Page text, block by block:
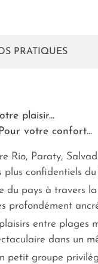
PRATIQUES
plaisir...
Pour votre confort...
Rio, Paraty,
plus confidentiels du
du pays à travers
profondément
entre plages
dans un
petit groupe